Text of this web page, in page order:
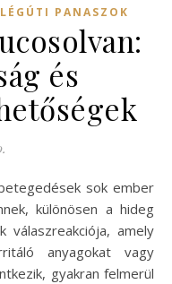
LÉGÚTI PANASZOK
és
különösen a hideg
válaszreakciója, amely
anyagokat vagy
gyakran felmerül